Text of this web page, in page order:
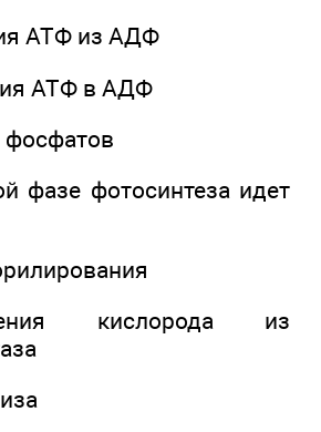
АТФ из АДФ
АТФ в АДФ
фазе фотосинтеза идет
кислорода из